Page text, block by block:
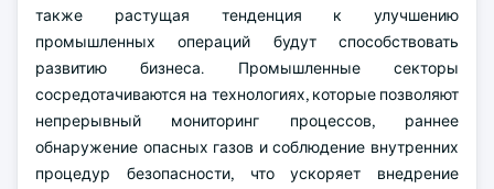
также растущая тенденция к улучшению
промышленных операций будут способствовать
развитию бизнеса. Промышленные секторы
сосредотачиваются на технологиях, которые позволяют
непрерывный мониторинг процессов, раннее
обнаружение опасных газов и соблюдение внутренних
процедур безопасности, что ускоряет внедрение